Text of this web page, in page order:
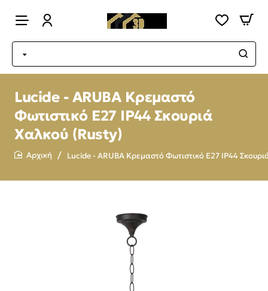
Lucide - ARUBA Κρεμαστό
Φωτιστικό Ε27 IP44 Σκουριά
Χαλκού (Rusty)
Lucide - ARUBA Κρεμαστό Φωτιστικό Ε27 IP44